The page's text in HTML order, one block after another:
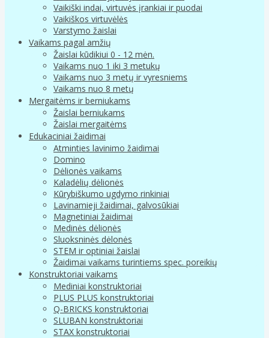
Vaikiški indai, virtuvės įrankiai ir puodai
Vaikiškos virtuvėlės
Varstymo žaislai
Vaikams pagal amžių
Žaislai kūdikiui 0 - 12 mėn.
Vaikams nuo 1 iki 3 metukų
Vaikams nuo 3 metų ir vyresniems
Vaikams nuo 8 metų
Mergaitėms ir berniukams
Žaislai berniukams
Žaislai mergaitėms
Edukaciniai žaidimai
Atminties lavinimo žaidimai
Domino
Dėlionės vaikams
Kaladėlių dėlionės
Kūrybiškumo ugdymo rinkiniai
Lavinamieji žaidimai, galvosūkiai
Magnetiniai žaidimai
Medinės dėlionės
Sluoksninės dėlonės
STEM ir optiniai žaislai
Žaidimai vaikams turintiems spec. poreikių
Konstruktoriai vaikams
Mediniai konstruktoriai
PLUS PLUS konstruktoriai
Q-BRICKS konstruktoriai
SLUBAN konstruktoriai
STAX konstruktoriai